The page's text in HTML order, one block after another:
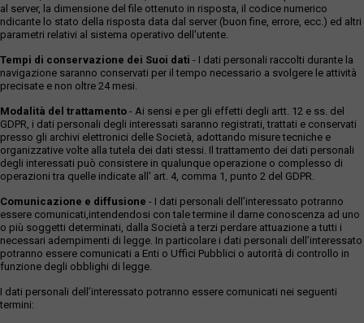
al server, la dimensione del file ottenuto in risposta, il codice numerico
ndicante lo stato della risposta data dal server (buon fine, errore, ecc.) ed altri
parametri relativi al sistema operativo dell'utente.
Tempi di conservazione dei Suoi dati - I dati personali raccolti durante la
navigazione saranno conservati per il tempo necessario a svolgere le attività
precisate e non oltre 24 mesi.
Modalità del trattamento - Ai sensi e per gli effetti degli artt. 12 e ss. del
GDPR, i dati personali degli interessati saranno registrati, trattati e conservati
presso gli archivi elettronici delle Società, adottando misure tecniche e
organizzative volte alla tutela dei dati stessi. Il trattamento dei dati personali
degli interessati può consistere in qualunque operazione o complesso di
operazioni tra quelle indicate all' art. 4, comma 1, punto 2 del GDPR.
Comunicazione e diffusione - I dati personali dell’interessato potranno
essere comunicati,intendendosi con tale termine il darne conoscenza ad uno
o più soggetti determinati, dalla Società a terzi perdare attuazione a tutti i
necessari adempimenti di legge. In particolare i dati personali dell’interessato
potranno essere comunicati a Enti o Uffici Pubblici o autorità di controllo in
funzione degli obblighi di legge.
I dati personali dell’interessato potranno essere comunicati nei seguenti
termini: